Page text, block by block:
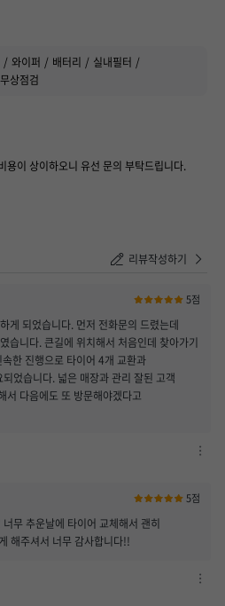
와이퍼 배터리
실내필터
무상점검
용이 상이하오니 유선 문의 부탁드립니다.
리뷰작성하기
5점
게 되었습니다. 먼저 전화문의 드렸는데
습니다. 큰길에 위치해서 처음인데 찾아가기
한 진행으로 타이어 4개 교환과
었습니다. 넓은 매장과 관리 잘된 고객
서 다음에도 또 방문해야겠다고
차
하
5점
무 추운날에 타이어 교체해서 괜히
해주셔서 너무 감사합니다!!
차
등록하기